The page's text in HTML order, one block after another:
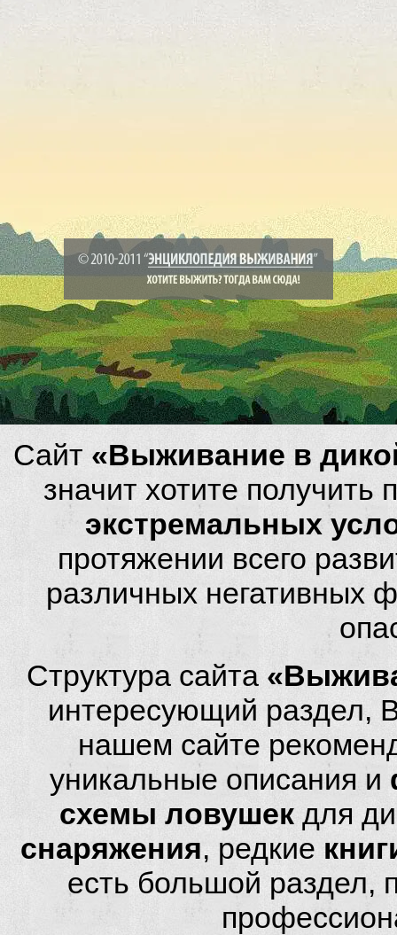
Сайт «Выживание в
значит хотите
экстремальных
протяжении всего
различных негативных
Структура сайта
интересующий раздел,
нашем сайте
уникальные описания и
схемы ловушек для
снаряжения, редкие
есть большой